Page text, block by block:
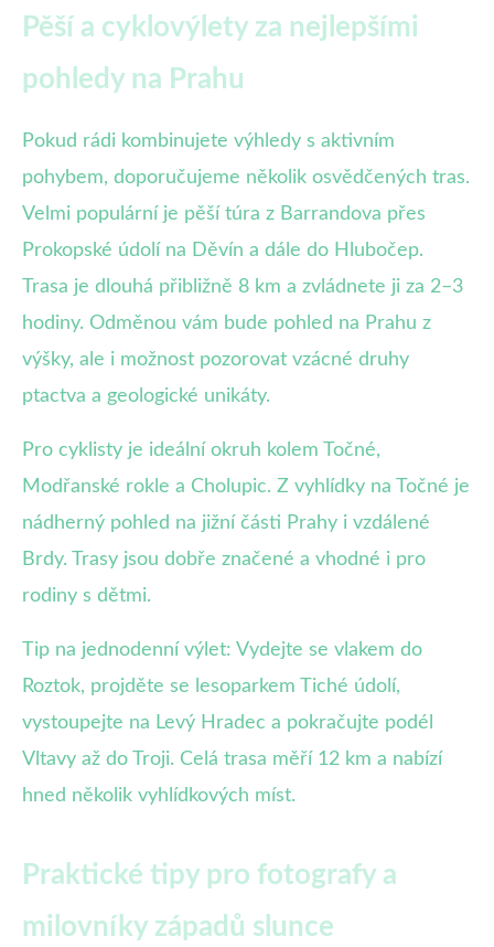
Pěší a cyklovýlety za nejlepšími
pohledy na Prahu
Pokud rádi kombinujete výhledy s aktivním
pohybem, doporučujeme několik osvědčených tras.
Velmi populární je pěší túra z Barrandova přes
Prokopské údolí na Děvín a dále do Hlubočep.
Trasa je dlouhá přibližně 8 km a zvládnete ji za 2–3
hodiny. Odměnou vám bude pohled na Prahu z
výšky, ale i možnost pozorovat vzácné druhy
ptactva a geologické unikáty.
Pro cyklisty je ideální okruh kolem Točné,
Modřanské rokle a Cholupic. Z vyhlídky na Točné je
nádherný pohled na jižní části Prahy i vzdálené
Brdy. Trasy jsou dobře značené a vhodné i pro
rodiny s dětmi.
Tip na jednodenní výlet: Vydejte se vlakem do
Roztok, projděte se lesoparkem Tiché údolí,
vystoupejte na Levý Hradec a pokračujte podél
Vltavy až do Troji. Celá trasa měří 12 km a nabízí
hned několik vyhlídkových míst.
Praktické tipy pro fotografy a
milovníky západů slunce